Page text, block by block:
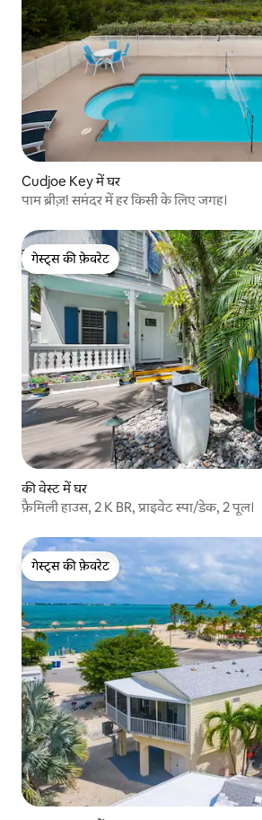
Cudjoe Key में घर
पाम ब्रीज़! समंदर में हर किसी के लिए जगह।
गेस्ट्स की फ़ेवरेट
गेस्ट्स की फ़ेवरेट
की वेस्ट में घर
फ़ैमिली हाउस, 2 K BR, प्राइवेट स्पा/डेक, 2 पूल।
गेस्ट्स की फ़ेवरेट
गेस्ट्स की फ़ेवरेट